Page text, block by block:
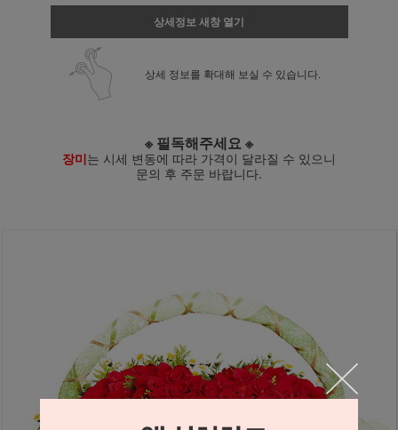
상세정보 새창 열기
상세 정보를 확대해 보실 수 있습니다.
※ 필독해주세요 ※
장미는 시세 변동에 따라 가격이 달라질 수 있으니
문의 후 주문 바랍니다.